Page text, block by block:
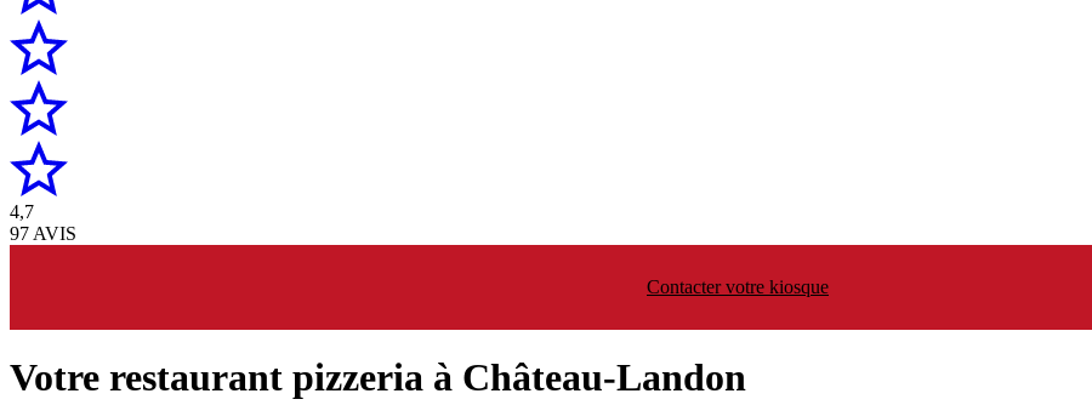
4,7
97 AVIS
Contacter votre kiosque
Votre restaurant pizzeria à Château-Landon